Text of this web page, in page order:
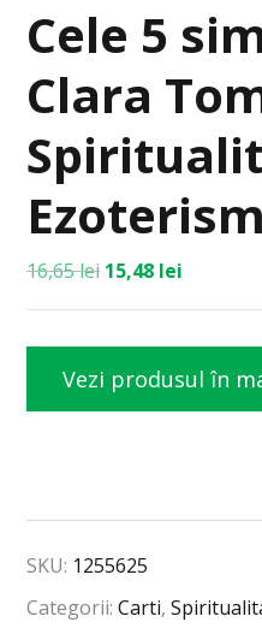
Cele 5
Clara
Ezoterism
16,65lei 15,48 lei
Vezi produsul în
SKU: 1255625
Categorii:Carti,